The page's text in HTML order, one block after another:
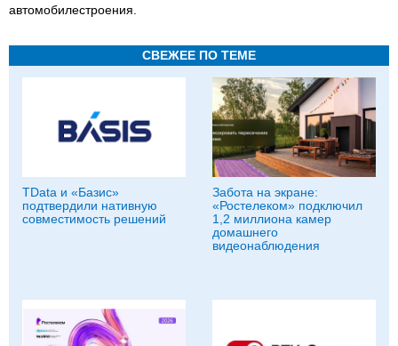
автомобилестроения.
СВЕЖЕЕ ПО ТЕМЕ
TData и «Базис»
подтвердили нативную
совместимость решений
Забота на экране:
«Ростелеком» подключил
1,2 миллиона камер
домашнего
видеонаблюдения